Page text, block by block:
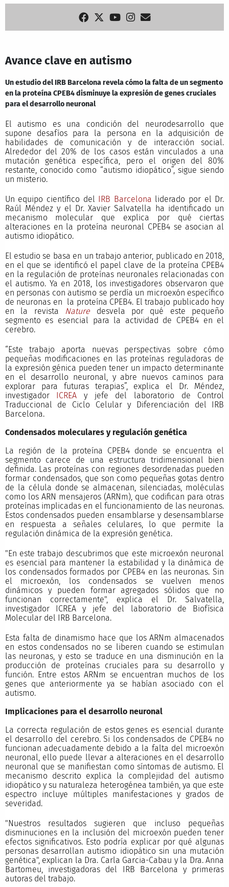
Avance clave en autismo
Un estudio del IRB Barcelona revela cómo la falta de un segmento
en la proteína CPEB4 disminuye la expresión de genes cruciales
para el desarrollo neuronal
El autismo es una condición del neurodesarrollo que
supone desafíos para la persona en la adquisición de
habilidades de comunicación y de interacción social.
Alrededor del 20% de los casos están vinculados a una
mutación genética específica, pero el origen del 80%
restante, conocido como “autismo idiopático”, sigue siendo
un misterio.
Un equipo científico del IRB Barcelona liderado por el Dr.
Raúl Méndez y el Dr. Xavier Salvatella ha identificado un
mecanismo molecular que explica por qué ciertas
alteraciones en la proteína neuronal CPEB4 se asocian al
autismo idiopático.
El estudio se basa en un trabajo anterior, publicado en 2018,
en el que se identificó el papel clave de la proteína CPEB4
en la regulación de proteínas neuronales relacionadas con
el autismo. Ya en 2018, los investigadores observaron que
en personas con autismo se perdía un microexón específico
de neuronas en la proteína CPEB4. El trabajo publicado hoy
en la revista
Nature desvela por qué este pequeño
segmento es esencial para la actividad de CPEB4 en el
cerebro.
“Este trabajo aporta nuevas perspectivas sobre cómo
pequeñas modificaciones en las proteínas reguladoras de
la expresión génica pueden tener un impacto determinante
en el desarrollo neuronal, y abre nuevos caminos para
explorar para futuras terapias”, explica el Dr. Méndez,
investigador ICREA y jefe del laboratorio de Control
Traduccional de Ciclo Celular y Diferenciación del IRB
Barcelona.
Condensados moleculares y regulación genética
La región de la proteína CPEB4 donde se encuentra el
segmento carece de una estructura tridimensional bien
definida. Las proteínas con regiones desordenadas pueden
formar condensados, que son como pequeñas gotas dentro
de la célula donde se almacenan, silenciadas, moléculas
como los ARN mensajeros (ARNm), que codifican para otras
proteínas implicadas en el funcionamiento de las neuronas.
Estos condensados pueden ensamblarse y desensamblarse
en respuesta a señales celulares, lo que permite la
regulación dinámica de la expresión genética.
"En este trabajo descubrimos que este microexón neuronal
es esencial para mantener la estabilidad y la dinámica de
los condensados formados por CPEB4 en las neuronas. Sin
el microexón, los condensados se vuelven menos
dinámicos y pueden formar agregados sólidos que no
funcionan correctamente", explica el Dr. Salvatella,
investigador ICREA y jefe del laboratorio de Biofísica
Molecular del IRB Barcelona.
Esta falta de dinamismo hace que los ARNm almacenados
en estos condensados no se liberen cuando se estimulan
las neuronas, y esto se traduce en una disminución en la
producción de proteínas cruciales para su desarrollo y
función. Entre estos ARNm se encuentran muchos de los
genes que anteriormente ya se habían asociado con el
autismo.
Implicaciones para el desarrollo neuronal
La correcta regulación de estos genes es esencial durante
el desarrollo del cerebro. Si los condensados de CPEB4 no
funcionan adecuadamente debido a la falta del microexón
neuronal, ello puede llevar a alteraciones en el desarrollo
neuronal que se manifiestan como síntomas de autismo. El
mecanismo descrito explica la complejidad del autismo
idiopático y su naturaleza heterogénea también, ya que este
espectro incluye múltiples manifestaciones y grados de
severidad.
"Nuestros resultados sugieren que incluso pequeñas
disminuciones en la inclusión del microexón pueden tener
efectos significativos. Esto podría explicar por qué algunas
personas desarrollan autismo idiopático sin una mutación
genética", explican la Dra. Carla Garcia-Cabau y la Dra. Anna
Bartomeu, investigadoras del IRB Barcelona y primeras
autoras del trabajo.